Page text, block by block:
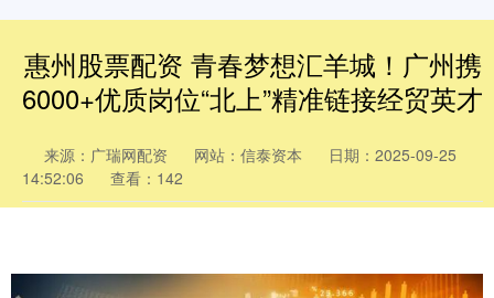
惠州股票配资 青春梦想汇羊城！广州携
6000+优质岗位“北上”精准链接经贸英才
来源：广瑞网配资 网站：信泰资本
日期：2025-09-25
14:52:06
查看：142